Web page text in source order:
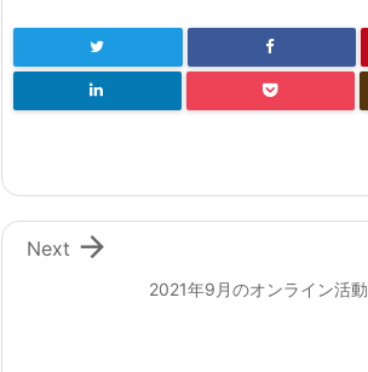
2021年9月のオンライン活動

Next